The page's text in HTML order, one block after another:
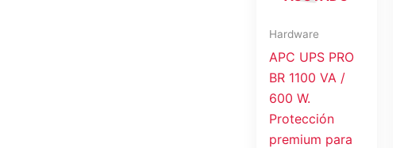
Hardware
APC UPS PRO
BR 1100 VA /
600 W.
Protección
premium para